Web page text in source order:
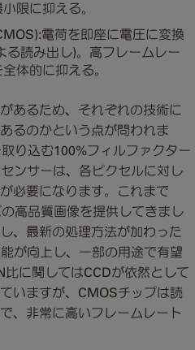
限に抑える。
電荷を即座に電圧に変換
る読み出し)。高フレームレー
体的に抑える。
あるため、それぞれの技術に
るのかという点が問われま
り込む100%フィルファクター
ンサーは、各ピクセルに対し
必要になります。これまで
高品質画像を提供してきまし
、最新の処理方法が加わった
が向上し、一部の用途で有望
に関してはCCDが依然として
いますが、CMOSチップは読
、非常に高いフレームレート